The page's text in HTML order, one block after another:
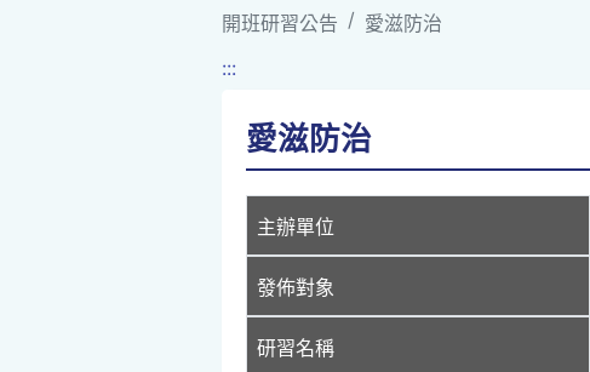
開班研習公告
愛滋防治
:::
愛滋防治
主辦單位
發佈對象
研習名稱